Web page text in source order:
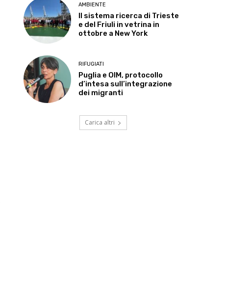
AMBIENTE
Il sistema ricerca di Trieste
e del Friuli in vetrina in
ottobre a New York
RIFUGIATI
Puglia e OIM, protocollo
d’intesa sull’integrazione
dei migranti
Carica altri